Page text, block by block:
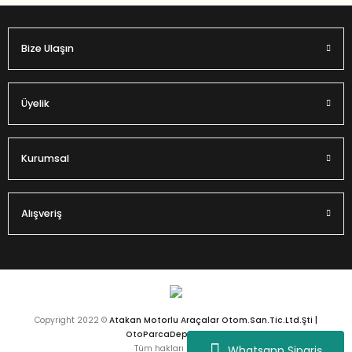
Gönder
Bize Ulaşın
Üyelik
Kurumsal
Alışveriş
Copyright 2022 © Atakan Motorlu Araçalar Otom.San.Tic.Ltd.Şti |
OtoParcaDeposu.com
Tüm hakları saklıdır.